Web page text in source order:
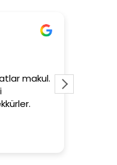
makul.
3+1 evin
tutar